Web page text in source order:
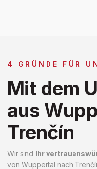
4 GRÜNDE FÜR
Mit dem
aus
Trenčín
Wir sind Ihr
von Wuppertal nach